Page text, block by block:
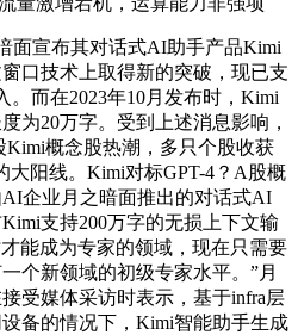
面宣布其对话式AI助手产品Kimi
口技术上取得新的突破，现已支
。而在2023年10月发布时，Kimi
为20万字。受到上述消息影响，
概念股热潮，多只个股收获
大阳线。Kimi对标GPT-4？A股概
企业月之暗面推出的对话式AI
支持200万字的无损上下文输
能成为专家的领域，现在只需要
个新领域的初级专家水平。”月
受媒体采访时表示，基于infra层
备的情况下，Kimi智能助手生成